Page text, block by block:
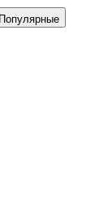
Популярные